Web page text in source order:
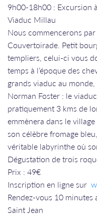
9h00-18h00 : Excursion
Viaduc Millau
Nous commencerons
Couvertoirade. Petit
templiers, celui-ci vous
temps à l’époque des
grands viaduc au
Norman Foster : le
pratiquement 3 kms de
emmènera dans le
son célèbre fromage
véritable labyrinthe où
Dégustation de trois
Prix : 49€
​​​​​​​Inscription en ligne sur
Rendez-vous 10
Saint Jean​​​​​​​